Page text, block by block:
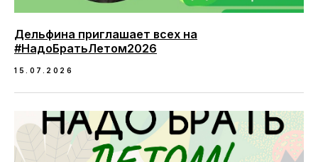
Дельфина приглашает всех на
#НадоБратьЛетом2026
15.07.2026